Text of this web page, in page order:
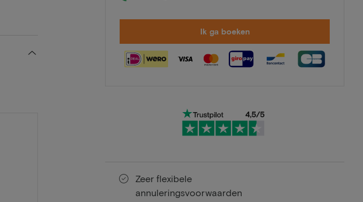
Ik ga boeken
Zeer flexibele
annuleringsvoorwaarden